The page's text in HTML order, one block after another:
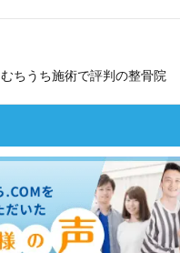
ちうち施術で評判の整骨院